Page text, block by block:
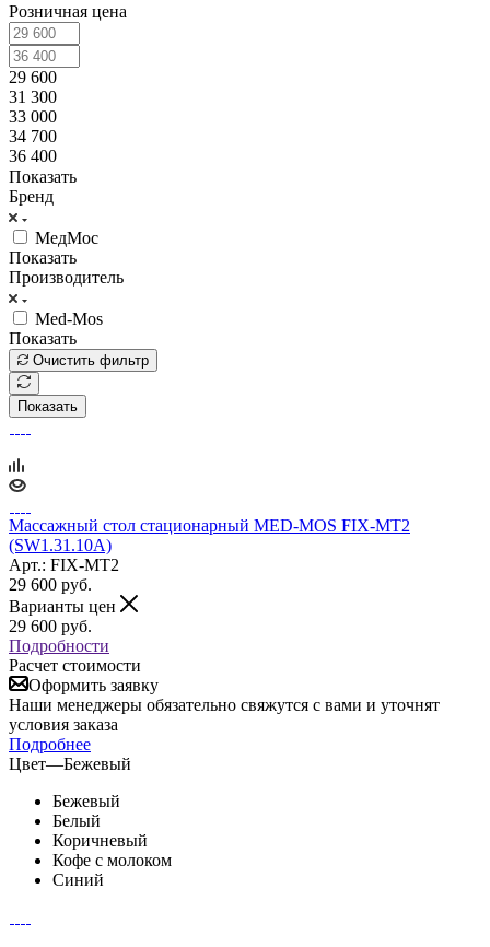
Розничная цена
29 600
31 300
33 000
34 700
36 400
Показать
Бренд
МедМос
Показать
Производитель
Med-Mos
Показать
Очистить фильтр
Показать
Массажный стол стационарный MED-MOS FIX-MT2
(SW1.31.10A)
Арт.: FIX-MT2
29 600 руб.
Варианты цен
29 600 руб.
Подробности
Расчет стоимости
Оформить заявку
Наши менеджеры обязательно свяжутся с вами и уточнят
условия заказа
Подробнее
Цвет—Бежевый
Бежевый
Белый
Коричневый
Кофе с молоком
Синий